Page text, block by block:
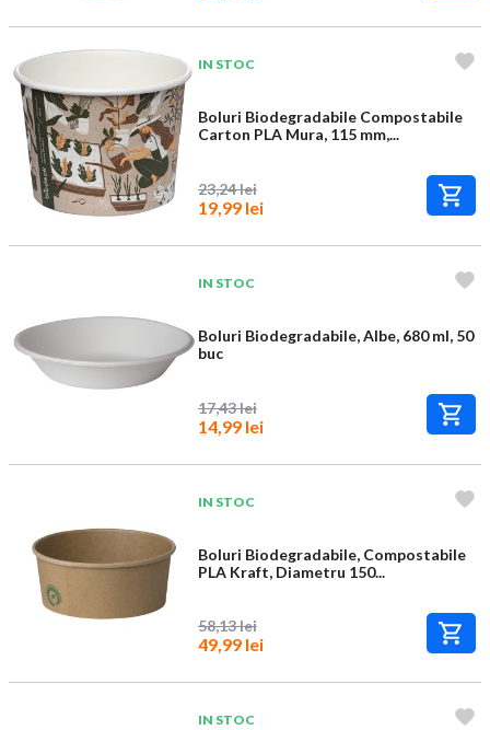
IN STOC
Boluri Biodegradabile Compostabile
Carton PLA Mura, 115 mm,...
23,24 lei
19,99 lei
IN STOC
Boluri Biodegradabile, Albe, 680 ml, 50
buc
17,43 lei
14,99 lei
IN STOC
Boluri Biodegradabile, Compostabile
PLA Kraft, Diametru 150...
58,13 lei
49,99 lei
IN STOC